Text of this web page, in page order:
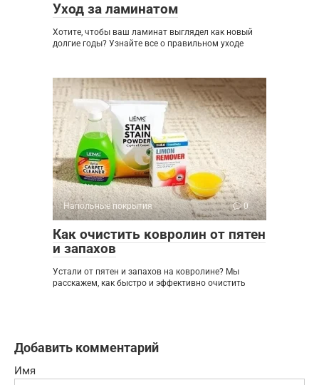
Уход за ламинатом
Хотите, чтобы ваш ламинат выглядел как новый
долгие годы? Узнайте все о правильном уходе
Напольные покрытия 0
Как очистить ковролин от пятен
и запахов
Устали от пятен и запахов на ковролине? Мы
расскажем, как быстро и эффективно очистить
Добавить комментарий
Имя